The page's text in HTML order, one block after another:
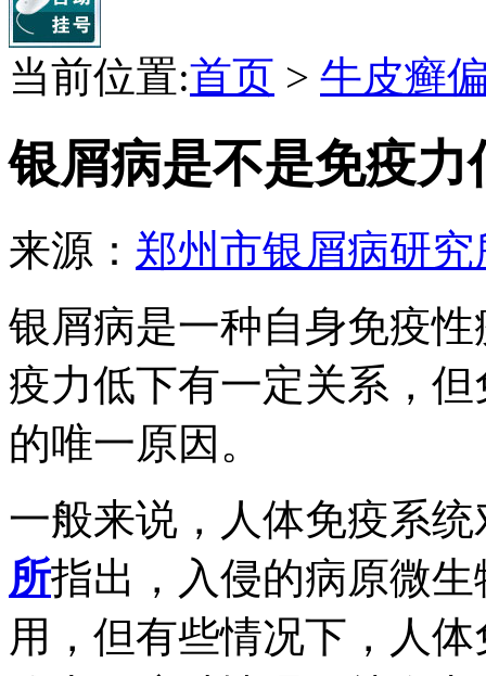
当前位置:首页 > 牛皮癣
银屑病是不是免疫力
来源： 郑州市银屑病研究
银屑病是一种自身免疫
疫力低下有一定关系，
的唯一原因。
一般来说，人体免疫系
所指出，入侵的病原微
用，但有些情况下，人